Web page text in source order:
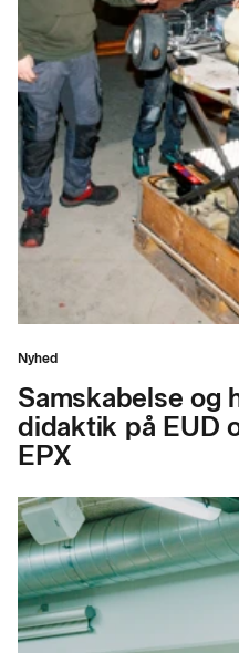
Nyhed
Samskabelse og
didaktik på EUD
EPX